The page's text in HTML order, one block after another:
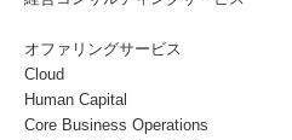
オファリングサービス
Cloud
Human Capital
Core Business Operations